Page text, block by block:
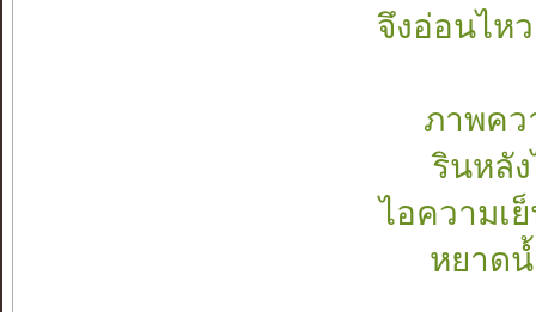
จึงอ่อนไห
ภาพคว
รินหลั
ไอความเ
หยาดน้